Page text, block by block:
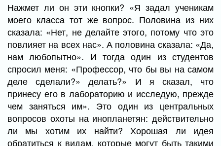
Нажмет ли он эти кнопки? «Я задал ученикам
моего класса тот же вопрос. Половина из них
сказала: «Нет, не делайте этого, потому что это
повлияет на всех нас». А половина сказала: «Да,
нам любопытно». И тогда один из студентов
спросил меня: «Профессор, что бы вы на самом
деле сделали?» делать?» И я сказал, что
принесу его в лабораторию и исследую, прежде
чем заняться им». Это один из центральных
вопросов охоты на инопланетян: действительно
ли мы хотим их найти? Хорошая ли идея
обратиться к видам, которые могут быть такими